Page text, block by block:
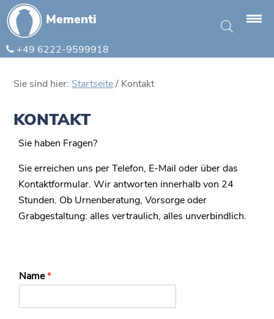
Mementi
+49 6222-9599918
Sie sind hier:Startseite/ Kontakt
KONTAKT
Sie haben Fragen?
Sie erreichen uns per Telefon, E-Mail oder über das
Kontaktformular. Wir antworten innerhalb von 24
Stunden. Ob Urnenberatung, Vorsorge oder
Grabgestaltung: alles vertraulich, alles unverbindlich.
Name*